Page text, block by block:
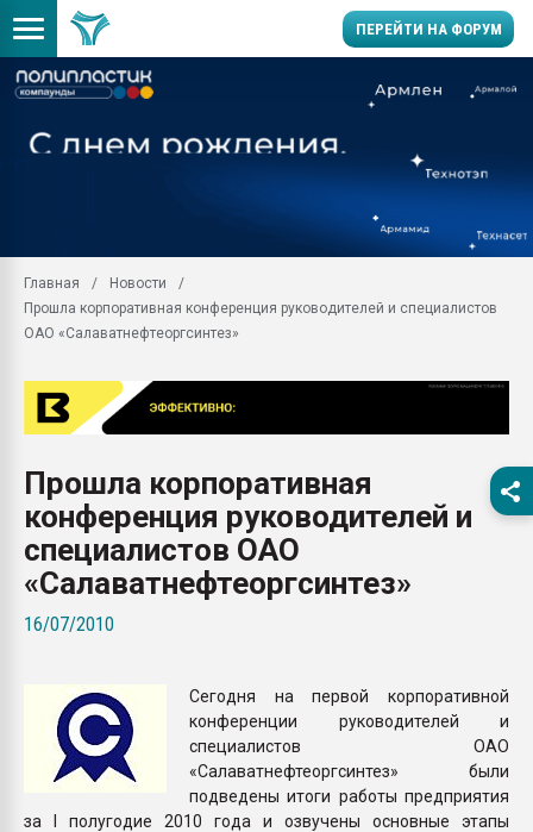
ПЕРЕЙТИ НА ФОРУМ
заводу пластмасс"
первый план в
28.07.2026
ситуацией на
бутылок
Главная
Новости
Прошла корпоративная конференция руководителей и специалистов
ОАО «Салаватнефтеоргсинтез»
Прошла корпоративная
конференция руководителей и
специалистов ОАО
«Салаватнефтеоргсинтез»
16/07/2010
Сегодня на первой корпоративной
конференции руководителей и
специалистов ОАО
«Салаватнефтеоргсинтез» были
подведены итоги работы предприятия
за I полугодие 2010 года и озвучены основные этапы